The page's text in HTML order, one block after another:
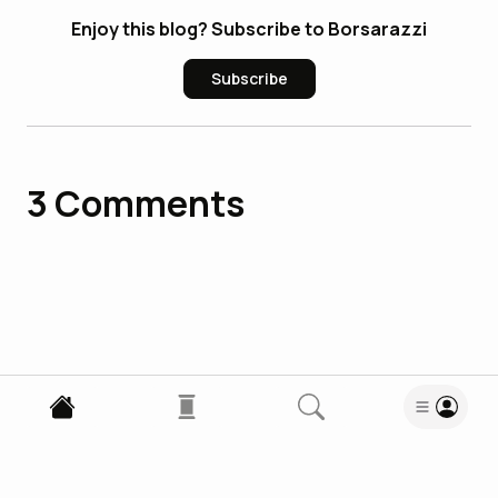
Enjoy this blog? Subscribe to Borsarazzi
Subscribe
3 Comments